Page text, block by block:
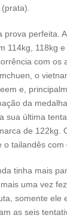
prova perfeita.
114kg, 118kg
com os
o
e,
da
sua última
de 122kg.
o tailandês
tinha mais
uma vez
somente ele
as seis